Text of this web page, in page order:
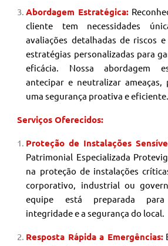
Abordagem Estratégica:
cliente tem necessidades
avaliações detalhadas de riscos
estratégias personalizadas para
eficácia. Nossa abordagem
antecipar e neutralizar ameaças,
uma segurança proativa e eficiente.
Serviços Oferecidos:
Proteção de Instalações
Patrimonial Especializada
na proteção de instalações
corporativo, industrial ou
equipe está preparada
integridade e a segurança do local.
Resposta Rápida a Emergências: